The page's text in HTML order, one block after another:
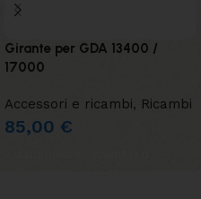
Girante per GDA 13400 /
17000
Accessori e ricambi, Ricambi
85,00 €